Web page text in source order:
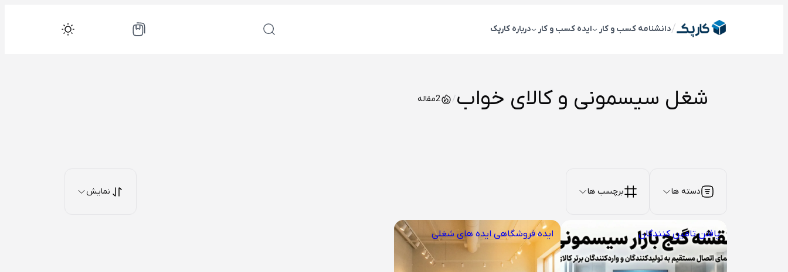
/دانشنامه کسب و کار ایده کسب و کار درباره کارپک
شغل سیسمونی و کالای خواب/
2مقاله
دسته ها برچسب ها نمایش
یافتن تامین کنندگان ایده فروشگاهی ایده های شغلی